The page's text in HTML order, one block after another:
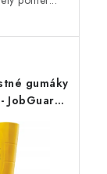
gumáky
JobGuard
SRC AN
NAEJF01